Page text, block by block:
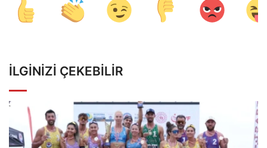
İLGINIZI ÇEKEBILIR